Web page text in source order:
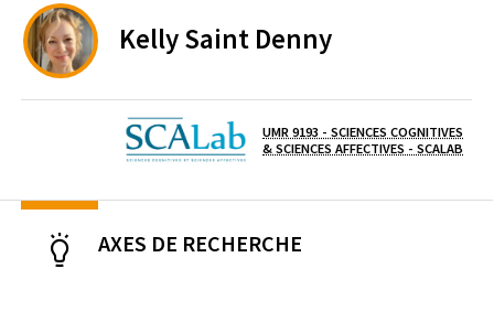
KellySaint Denny
Laboratoire / équipe
UMR 9193 - SCIENCES COGNITIVES
& SCIENCES AFFECTIVES - SCALAB
AXES DE RECHERCHE